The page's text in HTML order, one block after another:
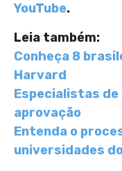
YouTube.
Leia também:
Conheça 8
Harvard
Especialistas de
aprovação
Entenda o
universidades